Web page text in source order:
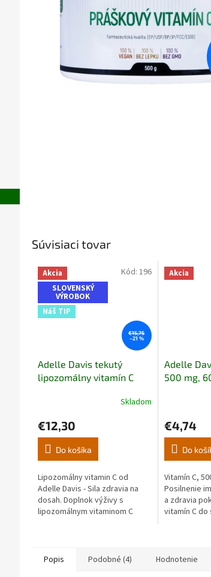
Súvisiaci tovar
Akcia
SLOVENSKÝ
VÝROBOK
Náš TIP
€15,75
–21 %
Adelle Davis tekutý
lipozomálny vitamín C
produktu
je
5,0
z
5
hviezdičiek.
Skladom
€12,30
Do košíka
Lipozomálny vitamin C od
Adelle Davis - Sila zdravia na
dosah. Doplnok výživy s
lipozomálnym vitaminom C
Kód: 196 Akcia
Adelle
500 mg,
€4,74
Do
Vitamín C,
Posilnenie
a zdravia
vitamín C do
Popis Podobné (4) Hodnotenie